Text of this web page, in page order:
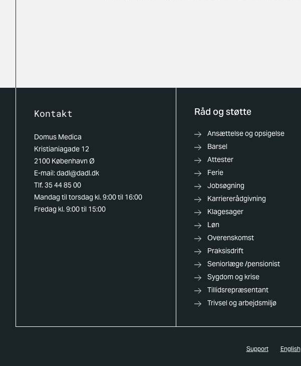
Kontakt
Domus Medica
Kristianiagade 12
2100 København Ø
E-mail:dadl@dadl.dk
Tlf. 35 44 85 00
Mandag til torsdag kl. 9:00 til 16:00
Fredag kl. 9:00 til 15:00
Råd og støtte
Ansættelse og opsigelse
Barsel
Attester
Ferie
Jobsøgning
Karriererådgivning
Klagesager
Løn
Overenskomst
Praksisdrift
Seniorlæge /pensionist
Sygdom og krise
Tillidsrepræsentant
Trivsel og arbejdsmiljø
Support English